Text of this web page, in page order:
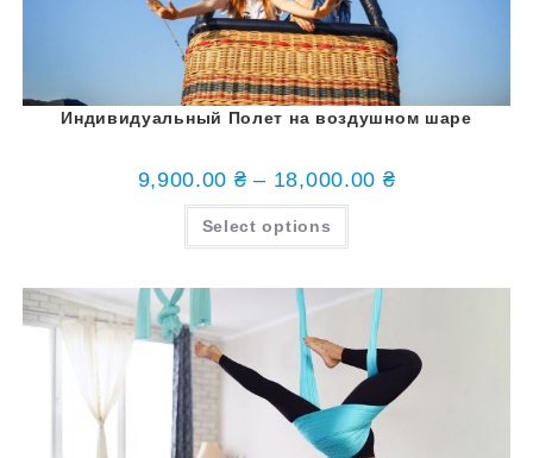
Индивидуальный Полет на воздушном шаре
9,900.00 ₴ – 18,000.00 ₴
Select options